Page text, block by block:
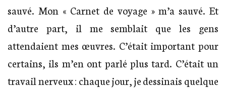
sauvé. Mon « Carnet de voyage » m’a sauvé. Et
d’autre part, il me semblait que les gens
attendaient mes œuvres. C’était important pour
certains, ils m’en ont parlé plus tard. C’était un
travail nerveux : chaque jour, je dessinais quelque